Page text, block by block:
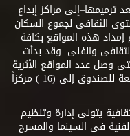
ترميمها–إلى مراكز إبداع
الثقافى لجموع السكان
هذه المواقع بكافة
والفنى. وقد بدأت
حتى وصل عدد المواقع الأثرية
التى تم تحويلها إلى مراكز إبداع فنى تابعة للصندوق إلى (16 ) مركزاً
يتولى إدارة وتنظيم
فى السينما والمسرح